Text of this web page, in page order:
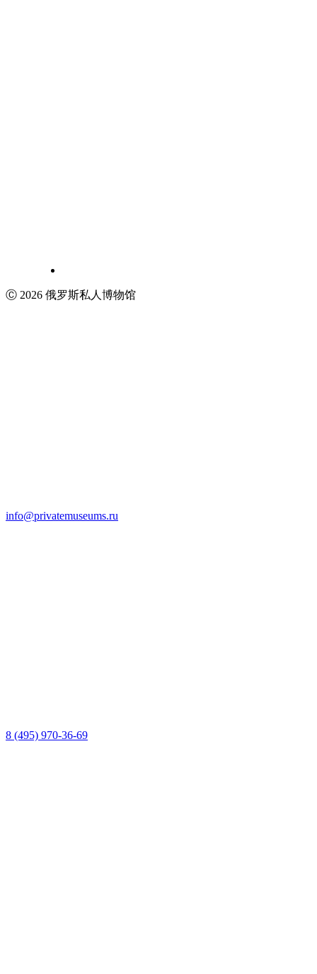
Ⓒ 2026 俄罗斯私人博物馆
info@privatemuseums.ru
8 (495) 970-36-69